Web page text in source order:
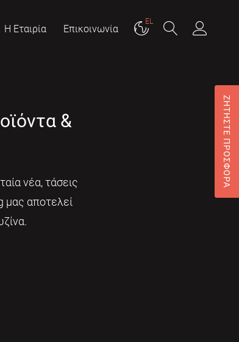
Η Εταιρία Επικοινωνία
EL
&
νέα, τάσεις
μας αποτελεί
ΖΗΤΗΣΤΕ ΠΡΟΣΦΟΡΑ